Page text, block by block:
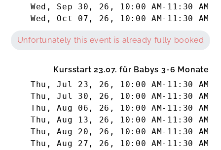
Wed, Sep 30, 26 , 10:00 AM- 11:30 AM
Wed, Oct 07, 26 , 10:00 AM- 11:30 AM
Unfortunately this event is already fully booked
Kursstart 23.07. für Babys 3-6 Monate
Thu, Jul 23, 26 , 10:00 AM - 11:30 AM
Thu, Jul 30, 26 , 10:00 AM - 11:30 AM
Thu, Aug 06, 26 , 10:00 AM - 11:30 AM
Thu, Aug 13, 26 , 10:00 AM - 11:30 AM
Thu, Aug 20, 26 , 10:00 AM - 11:30 AM
Thu, Aug 27, 26 , 10:00 AM - 11:30 AM